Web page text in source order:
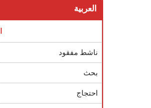
العربية
ناشط مفقود
بحث
احتجاج